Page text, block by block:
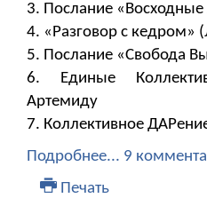
3. Послание
4. «Разговор с кедром»
5. Послание «Свобода
6. ​​​​​​​Единые
Артемиду
7. Коллективное
Подробнее... 9
Печать